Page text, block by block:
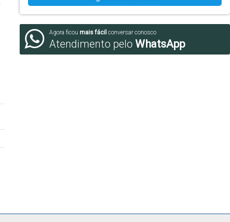
Agora ficou mais fácil conversar conosco
Atendimento pelo WhatsApp